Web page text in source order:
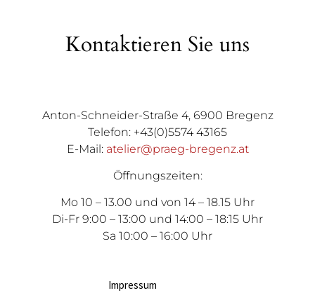
Kontaktieren Sie uns
Anton-Schneider-Straße 4, 6900 Bregenz
Telefon: +43(0)5574 43165
E-Mail: atelier@praeg-bregenz.at
Öffnungszeiten:
Mo 10 – 13.00 und von 14 – 18.15 Uhr
Di-Fr 9:00 – 13:00 und 14:00 – 18:15 Uhr
Sa 10:00 – 16:00 Uhr
Impressum